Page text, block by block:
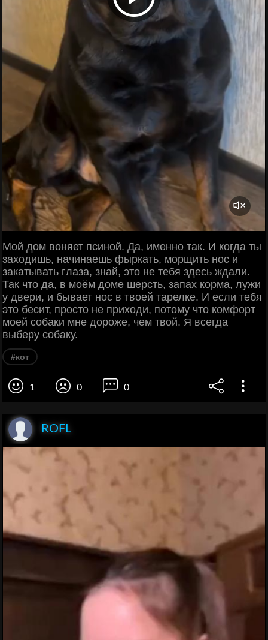
Мой дом воняет псиной. Да, именно так. И когда ты
заходишь, начинаешь фыркать, морщить нос и
закатывать глаза, знай, это не тебя здесь ждали.
Так что да, в моём доме шерсть, запах корма, лужи
у двери, и бывает нос в твоей тарелке. И если тебя
это бесит, просто не приходи, потому что комфорт
моей собаки мне дороже, чем твой. Я всегда
выберу собаку.
#кот
1 0 0
ROFL